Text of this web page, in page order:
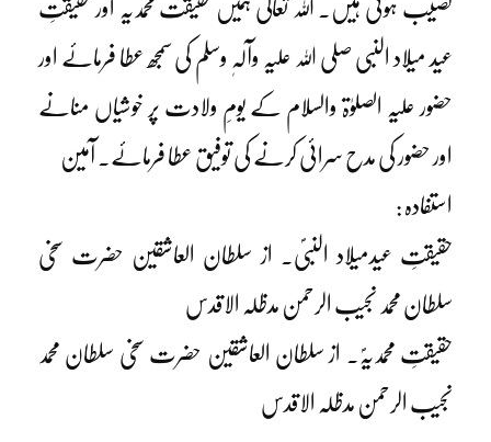
نصیب ہوئی ہیں۔ اللہ تعالیٰ ہمیں حقیقت محمدیہ اور حقیقتِ
عید میلاد النبی صلی اللہ علیہ وآلہٖ وسلم کی سمجھ عطا فرمائے اور
حضور علیہ الصلوٰۃ والسلام کے یومِ ولادت پر خوشیاں منانے
اور حضور کی مدح سرائی کرنے کی توفیق عطا فرمائے۔ آمین
استفادہ :
حقیقتِ عیدمیلاد النبیؐ۔ از سلطان العاشقین حضرت سخی
سلطان محمد نجیب الرحمن مدظلہ الاقدس
حقیقتِ محمدیہؐ۔ از سلطان العاشقین حضرت سخی سلطان محمد
نجیب الرحمن مدظلہ الاقدس